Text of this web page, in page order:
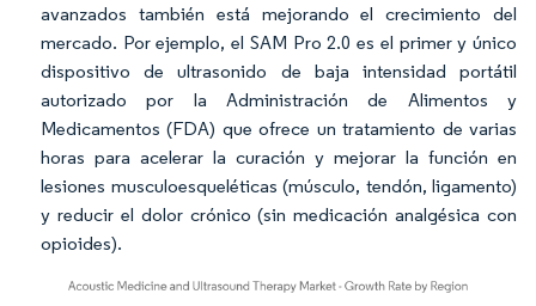
avanzados también está mejorando el crecimiento del
mercado. Por ejemplo, el SAM Pro 2.0 es el primer y único
dispositivo de ultrasonido de baja intensidad portátil
autorizado por la Administración de Alimentos y
Medicamentos (FDA) que ofrece un tratamiento de varias
horas para acelerar la curación y mejorar la función en
lesiones musculoesqueléticas (músculo, tendón, ligamento)
y reducir el dolor crónico (sin medicación analgésica con
opioides).